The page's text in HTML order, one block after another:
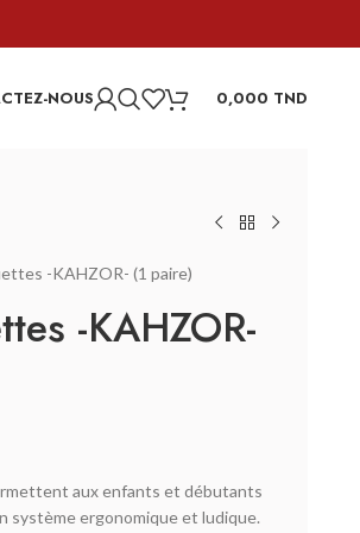
NOUS 0,000 TND
-KAHZOR- (1 paire)
-KAHZOR-
aux enfants et débutants
système ergonomique et ludique.